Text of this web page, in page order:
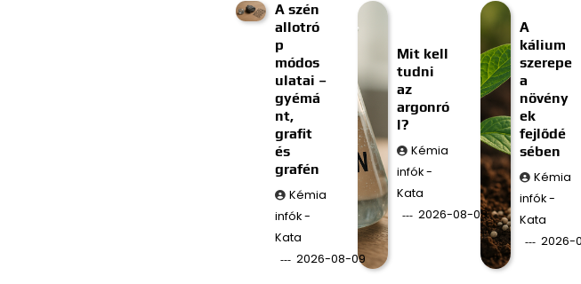
A szén
allotró
p
módos
ulatai –
gyémá
nt,
grafit
és
grafén
Kémia
infók -
Kata
2026-08-09
Mit kell
tudni
az
argonró
l?
Kémia
infók -
Kata
2026-08-08
A
kálium
szerepe
a
növény
ek
fejlődé
sében
Kémia
infók -
Kata
2026-